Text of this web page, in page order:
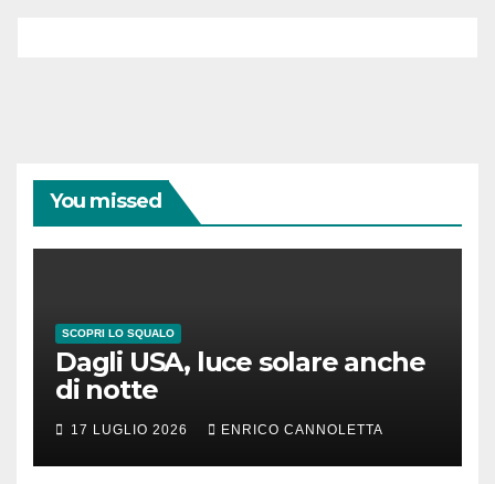
You missed
SCOPRI LO SQUALO
Dagli USA, luce solare anche
di notte
17 LUGLIO 2026 ENRICO CANNOLETTA